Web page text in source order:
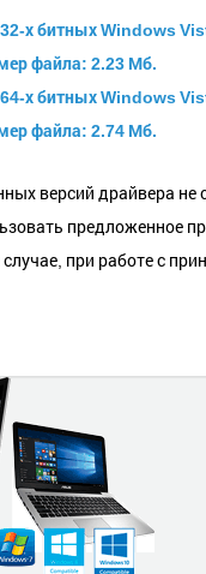
х битных Windows
файла: 2.23 Мб.
х битных Windows
файла: 2.74 Мб.
версий драйвера
предложенное
при работе с